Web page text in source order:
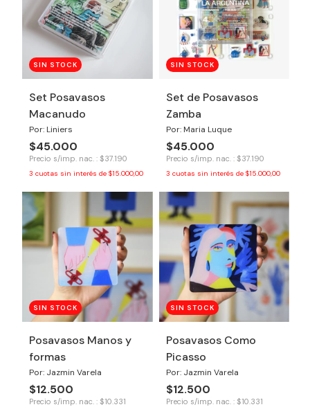
SIN STOCK
Set Posavasos
Macanudo
Por: Liniers
$45.000
Precio s/imp. nac. : $37.190
3 cuotas sin interés de $15.000,00
SIN STOCK
Set de Posavasos
Zamba
Por: Maria Luque
$45.000
Precio s/imp. nac. : $37.190
3 cuotas sin interés de $15.000,00
SIN STOCK
Posavasos Manos y
formas
Por: Jazmin Varela
$12.500
Precio s/imp. nac. : $10.331
SIN STOCK
Posavasos Como
Picasso
Por: Jazmin Varela
$12.500
Precio s/imp. nac. : $10.331